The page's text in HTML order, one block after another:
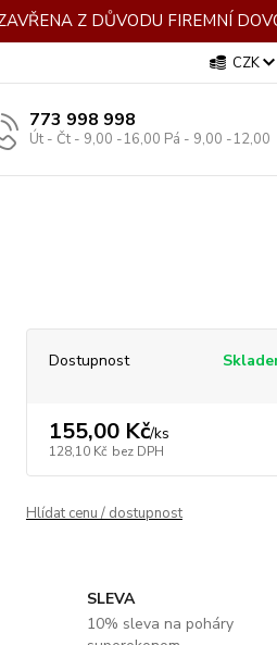
Z DŮVODU FIREMNÍ
CZK
773 998 998
Út - Čt - 9,00 -16,00 Pá - 9,00 -12,00
Dostupnost
155,00 Kč/ks
128,10 Kč bez DPH
Hlídat cenu / dostupnost
SLEVA
10% sleva na poháry